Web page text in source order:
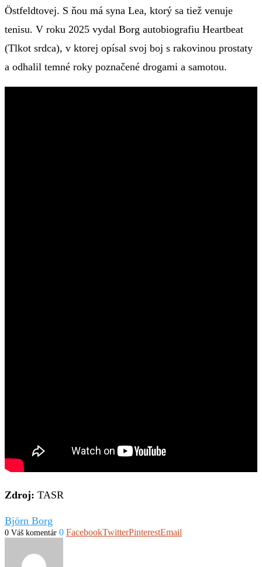
Östfeldtovej. S ňou má syna Lea, ktorý sa tiež venuje
tenisu. V roku 2025 vydal Borg autobiografiu Heartbeat
(Tlkot srdca), v ktorej opísal svoj boj s rakovinou prostaty
a odhalil temné roky poznačené drogami a samotou.
Zdroj: TASR
Björn Borg
0 Váš komentár 0 FacebookTwitterPinterestEmail